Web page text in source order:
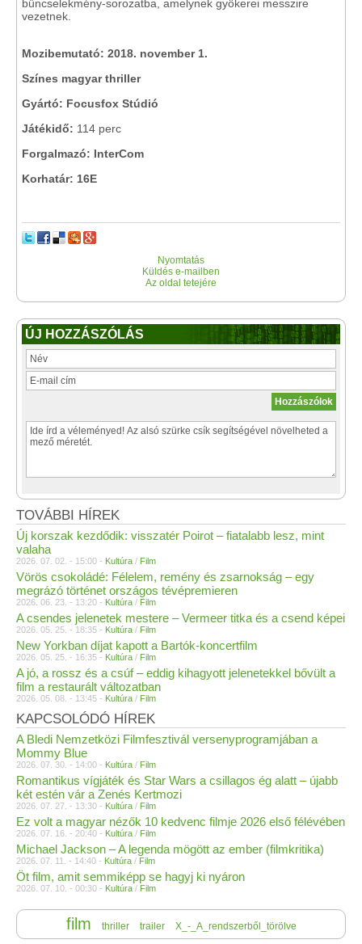
bűncselekmény-sorozatba, amelynek gyökerei messzire
vezetnek.
Mozibemutató: 2018. november 1.
Színes magyar thriller
Gyártó: Focusfox Stúdió
Játékidő: 114 perc
Forgalmazó: InterCom
Korhatár: 16E
Nyomtatás
Küldés e-mailben
Az oldal tetejére
ÚJ HOZZÁSZÓLÁS
TOVÁBBI HÍREK
Új korszak kezdődik: visszatér Poirot – fiatalabb lesz, mint
valaha
2026. 07. 02. - 15:00 - Kultúra / Film
Vörös csokoládé: Félelem, remény és zsarnokság – egy
megrázó történet országos tévépremieren
2026. 06. 23. - 13:20 - Kultúra / Film
A csendes jelenetek mestere – Vermeer titka és a csend képei
2026. 05. 25. - 18:35 - Kultúra / Film
New Yorkban díjat kapott a Bartók-koncertfilm
2026. 05. 25. - 16:35 - Kultúra / Film
A jó, a rossz és a csúf – eddig kihagyott jelenetekkel bővült a
film a restaurált változatban
2026. 05. 08. - 13:45 - Kultúra / Film
KAPCSOLÓDÓ HÍREK
A Bledi Nemzetközi Filmfesztivál versenyprogramjában a
Mommy Blue
2026. 07. 30. - 14:00 - Kultúra / Film
Romantikus vígjáték és Star Wars a csillagos ég alatt – újabb
két estén vár a Zenés Kertmozi
2026. 07. 27. - 13:30 - Kultúra / Film
Ez volt a magyar nézők 10 kedvenc filmje 2026 első félévében
2026. 07. 16. - 20:40 - Kultúra / Film
Michael Jackson – A legenda mögött az ember (filmkritika)
2026. 07. 11. - 14:40 - Kultúra / Film
Öt film, amit semmiképp se hagyj ki nyáron
2026. 07. 10. - 00:30 - Kultúra / Film
film thriller trailer X_-_A_rendszerből_törölve